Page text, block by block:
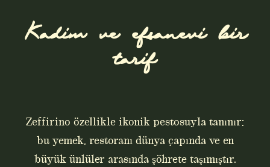
Kadim ve efsanevi bir
tarif
Zeffirino özellikle ikonik pestosuyla tanınır;
bu yemek, restoranı dünya çapında ve en
büyük ünlüler arasında şöhrete taşımıştır.